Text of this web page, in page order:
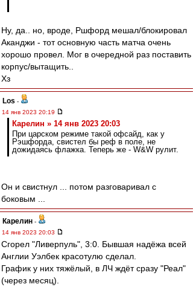
Ну, да.. но, вроде, Ршфорд мешал/блокировал
Аканджи - тот основную часть матча очень
хорошо провел. Мог в очередной раз поставить
корпус/вытащить..
Хз
Los -
14 янв 2023 20:19
Карелин » 14 янв 2023 20:03
При царском режиме такой офсайд, как у
Рэшфорда, свистел бы реф в поле, не
дожидаясь флажка. Теперь же - W&W рулит.
Он и свистнул ... потом разговаривал с
боковым ...
Карелин -
14 янв 2023 20:03
Сгорел "Ливерпуль", 3:0. Бывшая надёжа всей
Англии Уэлбек красотулю сделал.
График у них тяжёлый, в ЛЧ ждёт сразу "Реал"
(через месяц).